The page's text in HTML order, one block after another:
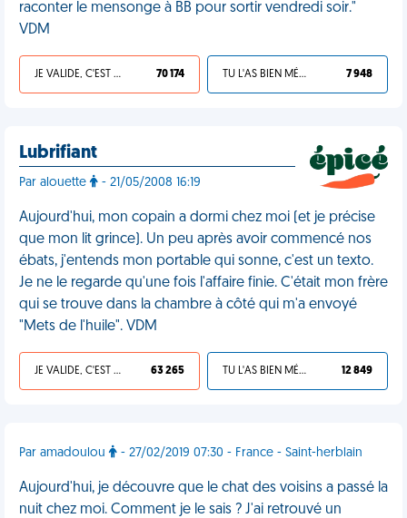
raconter le mensonge à BB pour sortir vendredi soir."
VDM
JE VALIDE, C'EST UNE VDM 70 174 TU L'AS BIEN MÉRITÉ 7 948
Lubrifiant
Par alouette - 21/05/2008 16:19
Aujourd'hui, mon copain a dormi chez moi (et je précise
que mon lit grince). Un peu après avoir commencé nos
ébats, j'entends mon portable qui sonne, c'est un texto.
Je ne le regarde qu'une fois l'affaire finie. C'était mon frère
qui se trouve dans la chambre à côté qui m'a envoyé
"Mets de l'huile". VDM
JE VALIDE, C'EST UNE VDM 63 265 TU L'AS BIEN MÉRITÉ 12 849
Par amadoulou - 27/02/2019 07:30 - France - Saint-herblain
Aujourd'hui, je découvre que le chat des voisins a passé la
nuit chez moi. Comment je le sais ? J'ai retrouvé un